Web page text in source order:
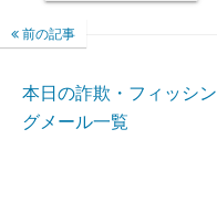
前の記事
本日の詐欺・フィッシン
グメール一覧